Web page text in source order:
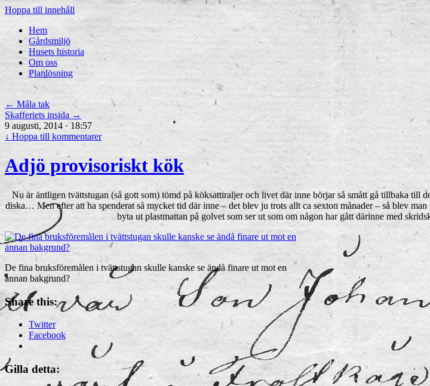
Hoppa till innehåll
Hem
Gårdsmiljö
Husets historia
Om oss
Planlösning
←Måla tak
Skafferiets insida →
9 augusti, 2014 · 18:57
↓ Hoppa till kommentarer
Adjö provisoriskt kök
Nu är äntligen tvättstugan (så gott som) tömd på köksattiraljer och livet där inne börjar så smått gå tillbaka till
diska… Men efter att ha spenderat så mycket tid där inne – det blev ju trots allt ca sexton månader – så blev
byta ut plastmattan på golvet som ser ut som om någon har gått därinne med
De fina bruksföremålen i tvättstugan skulle kanske se ändå finare ut mot en
annan bakgrund?
Share this:
Twitter
Facebook
Gilla detta: